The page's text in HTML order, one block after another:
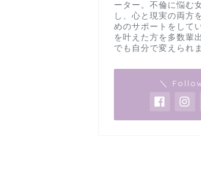
ーター。不倫に悩む
し、心と現実の両方
めのサポートをして
を叶えた方を多数輩
でも自分で変えられ
＼